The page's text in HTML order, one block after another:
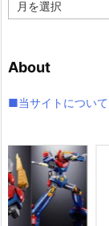
ー
ブ
About
■当サイトについて